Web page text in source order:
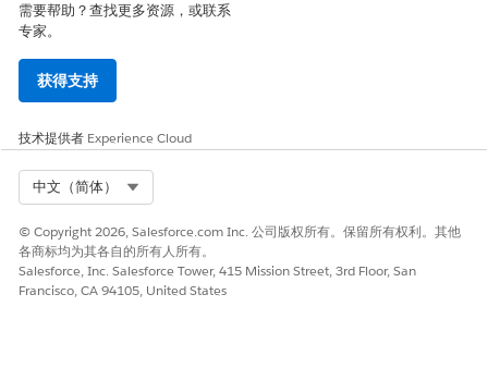
需要帮助？查找更多资源，或联系
专家。
获得支持
技术提供者 Experience Cloud
中文（简体）
© Copyright 2026, Salesforce.com Inc. 公司版权所有。保留所有权利。其他
各商标均为其各自的所有人所有。
Salesforce, Inc. Salesforce Tower, 415 Mission Street, 3rd Floor, San
Francisco, CA 94105, United States